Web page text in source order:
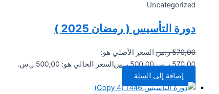
Uncategorized
دورة التأسيس ( رمضان 2025 )
570,00 ر.س السعر الأصلي هو:
570,00 ر.س.
500,00 ر.سالسعر الحالي هو: 500,00 ر.س.
إضافة إلى السلة